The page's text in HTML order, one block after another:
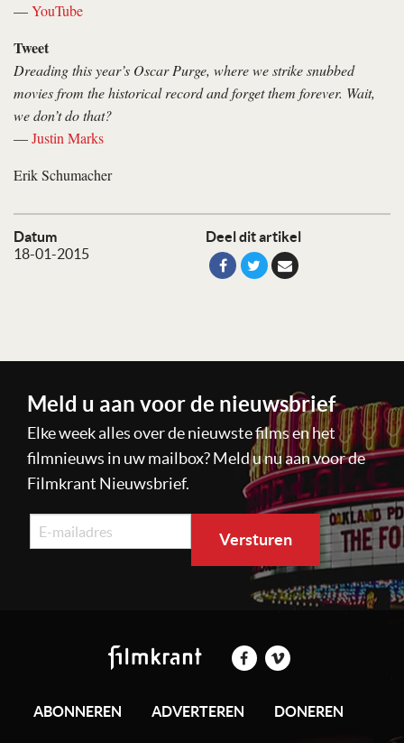
Datum
18-01-2015
Deel dit artikel
—YouTube
Tweet
Dreading this year’s Oscar Purge, where we strike snubbed
movies from the historical record and forget them forever. Wait,
we don’t do that?
—Justin Marks
Erik Schumacher
Meld u aan voor de nieuwsbrief
Elke week alles over de nieuwste films en het
filmnieuws in uw mailbox? Meld u nu aan voor de
Filmkrant Nieuwsbrief.
ABONNEREN ADVERTEREN DONEREN